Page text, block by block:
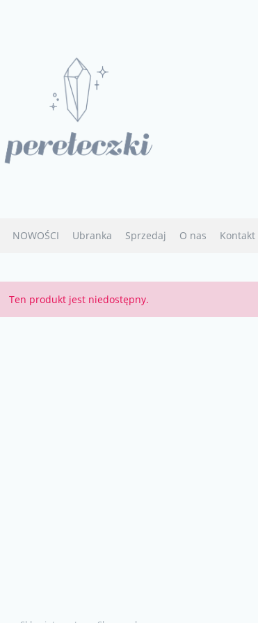
NOWOŚCI Ubranka Sprzedaj O nas Kontakt
Ten produkt jest niedostępny.